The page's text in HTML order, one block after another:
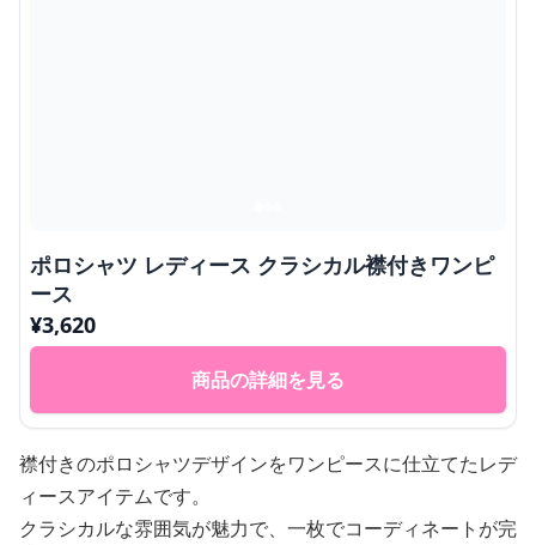
ポロシャツ レディース クラシカル襟付きワンピ
ース
¥3,620
商品の詳細を見る
襟付きのポロシャツデザインをワンピースに仕立てたレデ
ィースアイテムです。
クラシカルな雰囲気が魅力で、一枚でコーディネートが完